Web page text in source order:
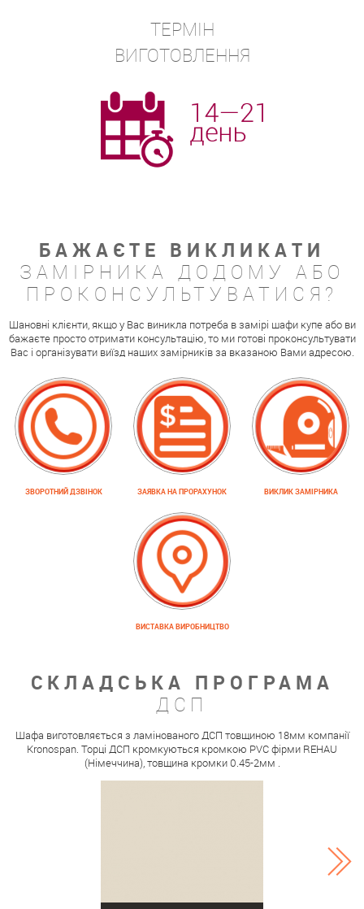
ТЕРМІН
ВИГОТОВЛЕННЯ
БАЖАЄТЕ ВИКЛИКАТИ
ЗАМІРНИКА ДОДОМУ АБО
ПРОКОНСУЛЬТУВАТИСЯ?
Шановні клієнти, якщо у Вас виникла потреба в замірі шафи купе або ви
бажаєте просто отримати консультацію, то ми готові проконсультувати
Вас і організувати виїзд наших замірників за вказаною Вами адресою.
ЗВОРОТНИЙ ДЗВІНОК ЗАЯВКА НА ПРОРАХУНОК ВИКЛИК ЗАМІРНИКА
ВИСТАВКА ВИРОБНИЦТВО
СКЛАДСЬКА ПРОГРАМА
ДСП
Шафа виготовляється з ламінованого ДСП товщиною 18мм компанії
Kronospan. Торці ДСП кромкуються кромкою PVC фірми REHAU
(Німеччина), товщина кромки 0.45-2мм .